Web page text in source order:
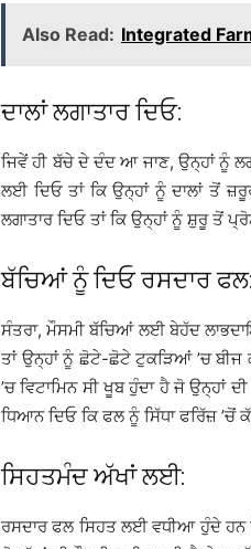
Also Read: Integrated
ਦਾਲਾਂ ਲਗਾਤਾਰ ਦਿਓ:
ਜਿਵੇਂ ਹੀ ਬੱਚੇ ਦੇ ਦੰਦ ਆ ਜਾਣ, ਉਨ੍ਹਾਂ ਨੂੰ
ਲਈ ਦਿਓ ਤਾਂ ਕਿ ਉਨ੍ਹਾਂ ਨੂੰ ਦਾਲਾਂ ਤੋਂ
ਲਗਾਤਾਰ ਦਿਓ ਤਾਂ ਕਿ ਉਨ੍ਹਾਂ ਨੂੰ ਸ਼ੁਰੂ ਤੋਂ
ਬੱਚਿਆਂ ਨੂੰ ਦਿਓ ਰਸਦਾਰ ਫਲ:
ਸੰਤਰਾ, ਮੌਸਮੀ ਬੱਚਿਆਂ ਲਈ ਬੇਹੱਦ
ਤਾਂ ਉਨ੍ਹਾਂ ਨੂੰ ਛੋਟੇ-ਛੋਟੇ ਟੁਕੜਿਆਂ ’ਚ ਬੀਜ
’ਚ ਵਿਟਾਮਿਨ ਸੀ ਖੂਬ ਹੁੰਦਾ ਹੈ ਜੋ ਉਨ੍ਹਾਂ
ਧਿਆਨ ਦਿਓ ਕਿ ਫਲ ਨੂੰ ਸਿੱਧਾ ਫਰਿੱਜ਼
ਸਿਹਤਮੰਦ ਅੱਖਾਂ ਲਈ:
ਰਸਦਾਰ ਫਲ ਸਿਹਤ ਲਈ ਵਧੀਆ ਹੁੰਦੇ ਹਨ